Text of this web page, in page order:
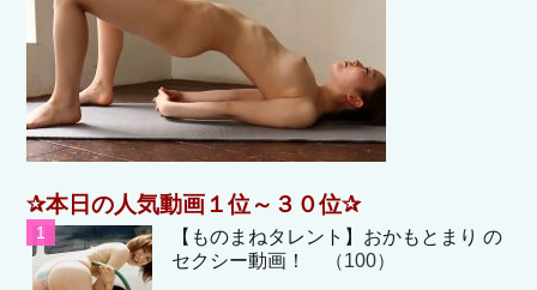
✰本日の人気動画１位～３０位✰
【ものまねタレント】おかもとまり の
セクシー動画！
（100）